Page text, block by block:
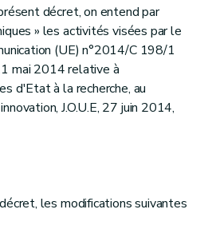
décret, on entend par
» les activités visées par le
(UE) n°2014/C 198/1
mai 2014 relative à
d'Etat à la recherche, au
J.O.U.E, 27 juin 2014,
les modifications suivantes